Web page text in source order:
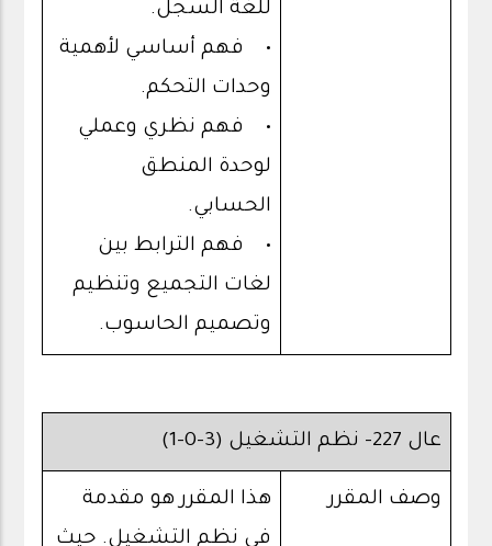
للغة السجل.
• فهم أساسي لأهمية
وحدات التحكم.
• فهم نظري وعملي
لوحدة المنطق
الحسابي.
• فهم الترابط بين
لغات التجميع وتنظيم
وتصميم الحاسوب.
عال 227- نظم التشغيل (3-0-1)
وصف المقرر
هذا المقرر هو مقدمة
في نظم التشغيل. حيث